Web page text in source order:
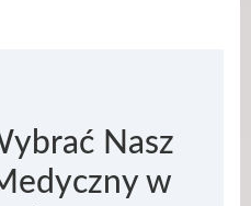
Nasz
w